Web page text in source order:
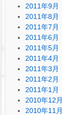
2011年9月
2011年8月
2011年7月
2011年6月
2011年5月
2011年4月
2011年3月
2011年2月
2011年1月
2010年12月
2010年11月